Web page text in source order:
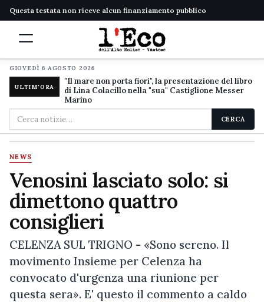
Questa testata non riceve alcun finanziamento pubblico
GIOVEDÌ 6 AGOSTO 2026
ULTIM'ORA
"Il mare non porta fiori", la presentazione del libro
di Lina Colacillo nella "sua" Castiglione Messer
Marino
Cerca
nel
sito
CERCA
NEWS
Venosini lasciato solo: si
dimettono quattro
consiglieri
CELENZA SUL TRIGNO - «Sono sereno. Il
movimento Insieme per Celenza ha
convocato d'urgenza una riunione per
questa sera». E' questo il commento a caldo